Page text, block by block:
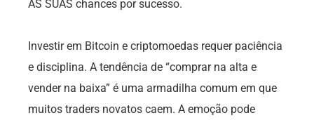
AS SUAS chances por sucesso.
Investir em Bitcoin e criptomoedas requer paciência
e disciplina. A tendência de “comprar na alta e
vender na baixa” é uma armadilha comum em que
muitos traders novatos caem. A emoção pode